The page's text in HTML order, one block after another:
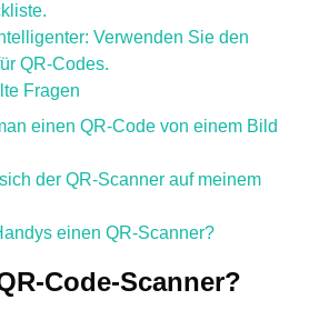
Verwenden Sie den
QR-Codes.
Fragen
einen QR-Code von einem Bild
der QR-Scanner auf meinem
einen QR-Scanner?
Code-Scanner?